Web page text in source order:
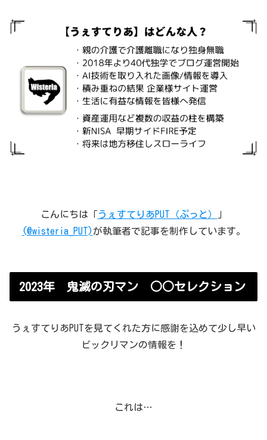
こんにちは「うぇすてりあPUT（ぷっと）
」
(@wisteria_PUT)が執筆者で記事を制作しています。
2023年 鬼滅の刃マン ○○セレクション
うぇすてりあPUTを見てくれた方に感謝を込めて少し早い
ビックリマンの情報を！
これは…